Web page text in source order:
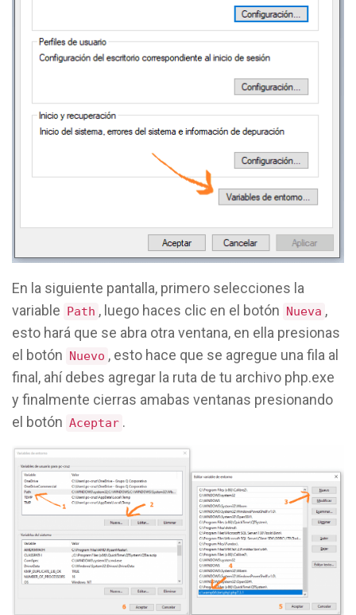
En la siguiente pantalla, primero selecciones la
variable Path , luego haces clic en el botón Nueva ,
esto hará que se abra otra ventana, en ella presionas
el botón Nuevo , esto hace que se agregue una fila al
final, ahí debes agregar la ruta de tu archivo php.exe
y finalmente cierras amabas ventanas presionando
el botón Aceptar .